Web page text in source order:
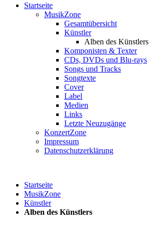
Startseite
MusikZone
Gesamtübersicht
Künstler
Alben des Künstlers
Komponisten & Texter
CDs, DVDs und Blu-rays
Songs und Tracks
Songtexte
Cover
Label
Medien
Links
Letzte Neuzugänge
KonzertZone
Impressum
Datenschutzerklärung
Startseite
MusikZone
Künstler
Alben des Künstlers